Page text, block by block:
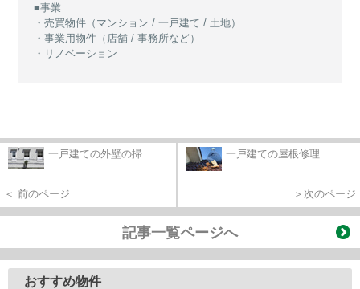
■事業
・売買物件（マンション / 一戸建て / 土地）
・事業用物件（店舗 / 事務所など）
・リノベーション
一戸建ての外壁の掃...
＜ 前のページ
一戸建ての屋根修理...
＞次のページ
記事一覧ページへ
おすすめ物件